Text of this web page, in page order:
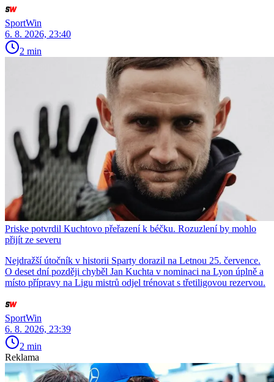
SportWin
6. 8. 2026, 23:40
2 min
Priske potvrdil Kuchtovo přeřazení k béčku. Rozuzlení by mohlo
přijít ze severu
Nejdražší útočník v historii Sparty dorazil na Letnou 25. července.
O deset dní později chyběl Jan Kuchta v nominaci na Lyon úplně a
místo přípravy na Ligu mistrů odjel trénovat s třetiligovou rezervou.
SportWin
6. 8. 2026, 23:39
2 min
Reklama